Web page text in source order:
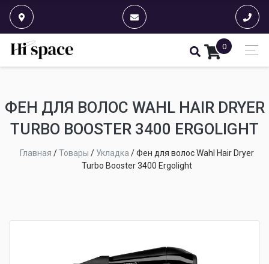
0
ФЕН ДЛЯ ВОЛОС WAHL HAIR DRYER
TURBO BOOSTER 3400 ERGOLIGHT
Главная /Товары / Укладка /Фен для волос Wahl Hair Dryer
Turbo Booster 3400 Ergolight